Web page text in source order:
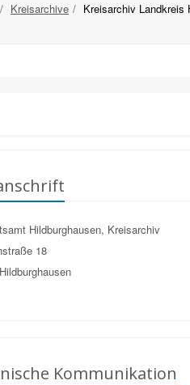
Kreisarchive Kreisarchiv Landkreis
Hildburghausen, Kreisarchiv
18
Hildburghausen
Kommunikation